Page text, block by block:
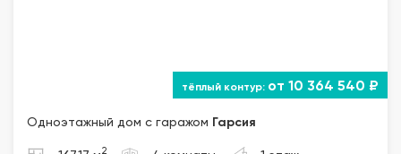
от 10 364 540 ₽
Одноэтажный дом с гаражом Гарсия
2